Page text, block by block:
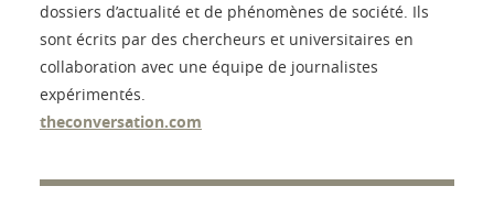
dossiers d’actualité et de phénomènes de société. Ils
sont écrits par des chercheurs et universitaires en
collaboration avec une équipe de journalistes
expérimentés.
theconversation.com